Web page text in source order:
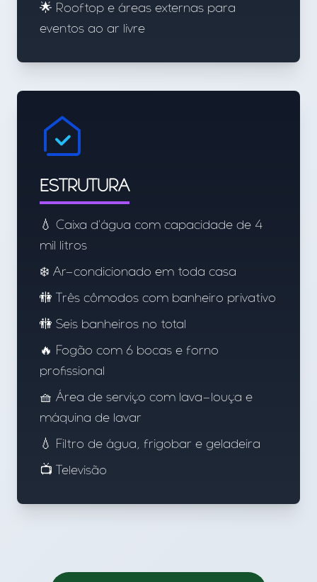
🌟 Rooftop e áreas externas para
eventos ao ar livre
ESTRUTURA
💧 Caixa d'água com capacidade de 4
mil litros
❄️ Ar-condicionado em toda casa
🚻 Três cômodos com banheiro privativo
🚻 Seis banheiros no total
🔥 Fogão com 6 bocas e forno
profissional
🧺 Área de serviço com lava-louça e
máquina de lavar
💧 Filtro de água, frigobar e geladeira
📺 Televisão